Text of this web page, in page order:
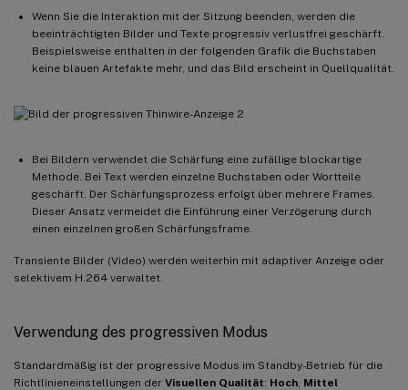
Wenn Sie die Interaktion mit der Sitzung beenden, werden die
beeinträchtigten Bilder und Texte progressiv verlustfrei geschärft.
Beispielsweise enthalten in der folgenden Grafik die Buchstaben
keine blauen Artefakte mehr, und das Bild erscheint in Quellqualität.
Bei Bildern verwendet die Schärfung eine zufällige blockartige
Methode. Bei Text werden einzelne Buchstaben oder Wortteile
geschärft. Der Schärfungsprozess erfolgt über mehrere Frames.
Dieser Ansatz vermeidet die Einführung einer Verzögerung durch
einen einzelnen großen Schärfungsframe.
Transiente Bilder (Video) werden weiterhin mit adaptiver Anzeige oder
selektivem H.264 verwaltet.
Verwendung des progressiven Modus
Standardmäßig ist der progressive Modus im Standby-Betrieb für die
Richtlinieneinstellungen der Visuellen Qualität: Hoch Mittel